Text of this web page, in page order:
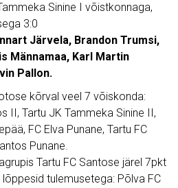
Sinine I võistkonnaga,
3:0
Järvela, Brandon Trumsi,
Männamaa, Karl Martin
Pallon.
kõrval veel 7 võiskonda:
II, Tartu JK Tammeka Sinine II,
FC Elva Punane, Tartu FC
Punane.
Tartu FC Santose järel 7pkt
tulemusetega: Põlva FC